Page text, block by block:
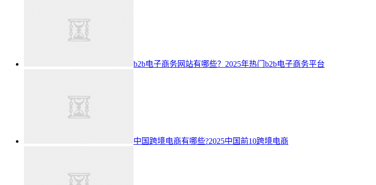
b2b电子商务网站有哪些？2025年热门b2b电子商务平台
中国跨境电商有哪些?2025中国前10跨境电商